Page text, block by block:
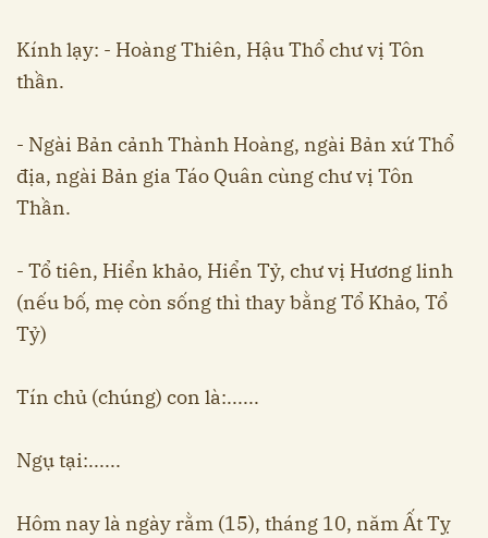
Kính lạy: - Hoàng Thiên, Hậu Thổ chư vị Tôn
thần.
- Ngài Bản cảnh Thành Hoàng, ngài Bản xứ Thổ
địa, ngài Bản gia Táo Quân cùng chư vị Tôn
Thần.
- Tổ tiên, Hiển khảo, Hiển Tỷ, chư vị Hương linh
(nếu bố, mẹ còn sống thì thay bằng Tổ Khảo, Tổ
Tỷ)
Tín chủ (chúng) con là:......
Ngụ tại:......
Hôm nay là ngày rằm (15), tháng 10, năm Ất Tỵ